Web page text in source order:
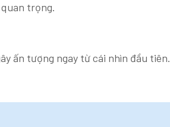
trọng.
ấn tượng ngay từ cái nhìn đầu tiên.